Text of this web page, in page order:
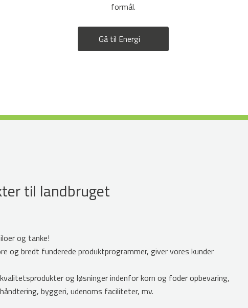
formål.
Gå til Energi
til landbruget
og tanke!
og bredt funderede produktprogrammer, giver vores kunder
og løsninger indenfor korn og foder opbevaring,
byggeri, udenoms faciliteter, mv.